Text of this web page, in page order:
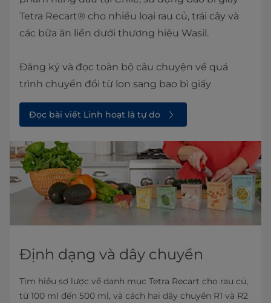
Tetra Recart® cho nhiều loại rau củ, trái cây và
các bữa ăn liền dưới thương hiệu Wasil.
Đăng ký và đọc toàn bộ câu chuyện về quá
trình chuyển đổi từ lon sang bao bì giấy
Đọc bài viết Linh hoạt là tự do
Định dạng và dây chuyền
Tìm hiểu sơ lược về danh mục Tetra Recart cho rau củ,
từ 100 ml đến 500 ml, và cách hai dây chuyền R1 và R2